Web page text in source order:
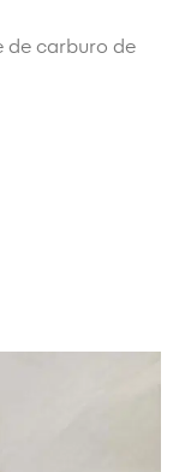
de carburo de